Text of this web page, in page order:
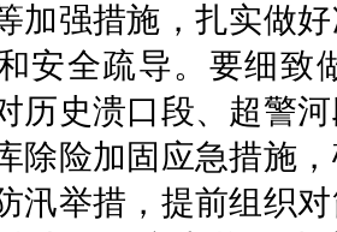
加强措施，扎实做
安全疏导。要细致
历史溃口段、超警
除险加固应急措施
汛举措，提前组织